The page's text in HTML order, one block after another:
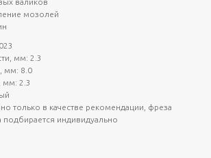
мозолей
мм: 2.3
мм: 8.0
мм: 2.3
только в качестве рекомендации, фреза
подбирается индивидуально